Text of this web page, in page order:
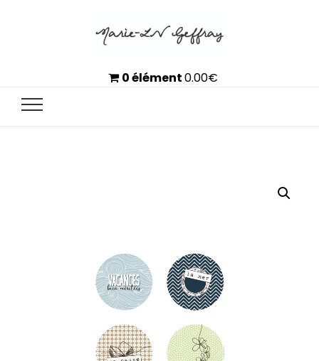
0 élément0.00€